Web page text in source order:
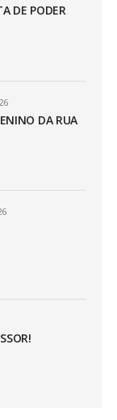
DE PODER
DA RUA